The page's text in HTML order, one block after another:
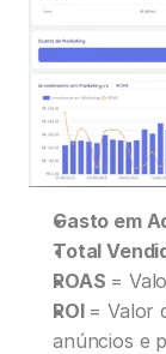
Gasto em
Total
ROAS =
ROI = Valor
anúncios e